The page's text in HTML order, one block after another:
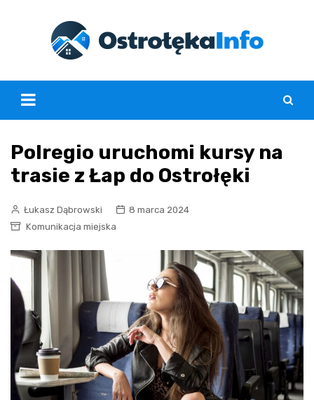
Polregio uruchomi kursy na
trasie z Łap do Ostrołęki
Łukasz Dąbrowski
8 marca 2024
Komunikacja miejska